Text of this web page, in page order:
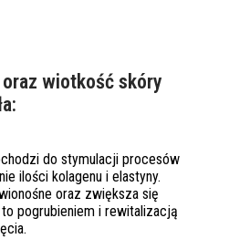
wiotkość skóry
do stymulacji procesów
ilości kolagenu i elastyny.
oraz zwiększa się
pogrubieniem i rewitalizacją